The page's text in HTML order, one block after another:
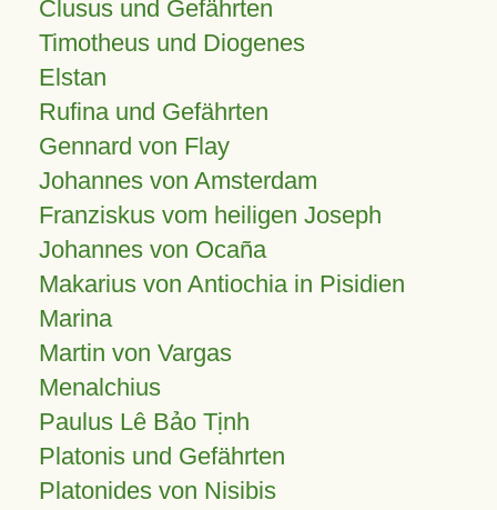
Clusus und Gefährten
Timotheus und Diogenes
Elstan
Rufina und Gefährten
Gennard von Flay
Johannes von Amsterdam
Franziskus vom heiligen Joseph
Johannes von Ocaña
Makarius von Antiochia in Pisidien
Marina
Martin von Vargas
Menalchius
Paulus Lê Bảo Tịnh
Platonis und Gefährten
Platonides von Nisibis